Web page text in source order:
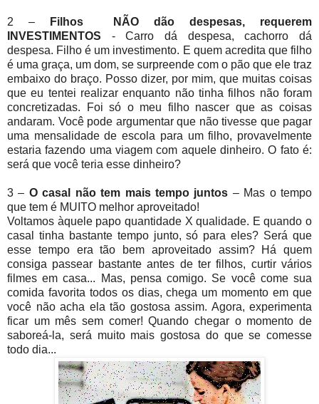
2 –
Filhos NÃO dão despesas, requerem
INVESTIMENTOS - Carro dá despesa, cachorro dá
despesa. Filho é um investimento. E quem acredita que filho
é uma graça, um dom, se surpreende com o pão que ele traz
embaixo do braço. Posso dizer, por mim, que muitas coisas
que eu tentei realizar enquanto não tinha filhos não foram
concretizadas. Foi só o meu filho nascer que as coisas
andaram. Você pode argumentar que não tivesse que pagar
uma mensalidade de escola para um filho, provavelmente
estaria fazendo uma viagem com aquele dinheiro. O fato é:
será que você teria esse dinheiro?
3 – O casal não tem mais tempo juntos – Mas o tempo
que tem é MUITO melhor aproveitado!
Voltamos àquele papo quantidade X qualidade. E quando o
casal tinha bastante tempo junto, só para eles? Será que
esse tempo era tão bem aproveitado assim? Há quem
consiga passear bastante antes de ter filhos, curtir vários
filmes em casa... Mas, pensa comigo. Se você come sua
comida favorita todos os dias, chega um momento em que
você não acha ela tão gostosa assim. Agora, experimenta
ficar um mês sem comer! Quando chegar o momento de
saboreá-la, será muito mais gostosa do que se comesse
todo dia...